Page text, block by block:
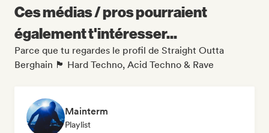
Ces médias / pros pourraient
également t'intéresser...
Parce que tu regardes le profil de Straight Outta
Berghain 🏴 Hard Techno, Acid Techno & Rave
Mainterm
Playlist